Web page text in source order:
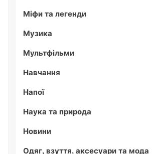
Міфи та легенди
Музика
Мультфільми
Навчання
Напої
Наука та природа
Новини
Одяг, взуття, аксесуари та мода